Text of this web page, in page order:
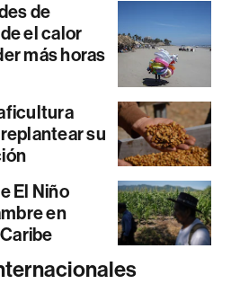
de
el calor
más horas
su
El Niño
en